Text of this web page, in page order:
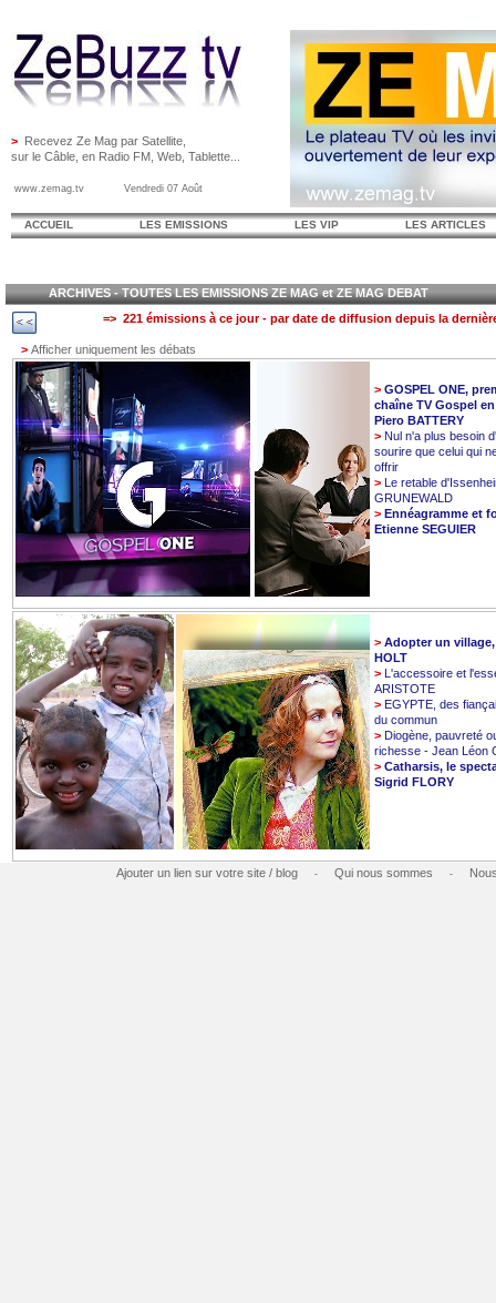
> Recevez Ze Mag par Satellite,
sur le Câble, en Radio FM, Web, Tablette...
www.zemag.tv Vendredi 07 Août
ACCUEIL LES EMISSIONS LES VIP LES ARTICLES
ARCHIVES - TOUTES LES EMISSIONS ZE MAG et ZE MAG DEBAT
=> 221 émissions à ce jour - par date de diffusion depuis la
> Afficher uniquement les débats
> GOSPEL ONE,
chaîne TV Gospel
Piero BATTERY
> Nul n'a plus besoin
sourire que celui qui
offrir
> Le retable
GRUNEWALD
> Ennéagramme et
Etienne SEGUIER
> Adopter un
HOLT
> L'accessoire et
ARISTOTE
> EGYPTE, des
du commun
> Diogène, pauvreté
richesse - Jean Léon
> Catharsis, le
Sigrid FLORY
Ajouter un lien sur votre site / blog - Qui nous sommes -